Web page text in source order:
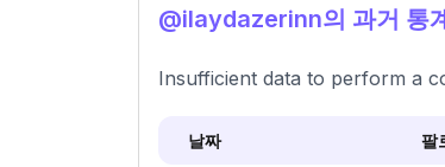
@ilaydazerinn의 과거 통
Insufficient data to perform a
날짜 팔